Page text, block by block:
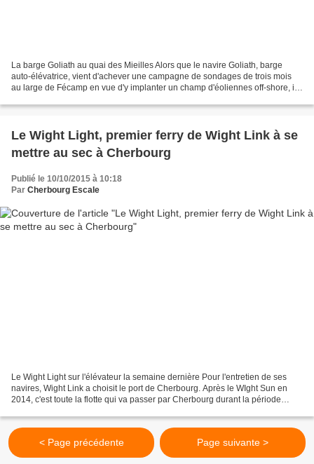
La barge Goliath au quai des Mieilles Alors que le navire Goliath, barge
auto-élévatrice, vient d'achever une campagne de sondages de trois mois
au large de Fécamp en vue d'y implanter un champ d'éoliennes off-shore, il
Le Wight Light, premier ferry de Wight Link à se
mettre au sec à Cherbourg
Publié le 10/10/2015 à 10:18
Par Cherbourg Escale
Le Wight Light sur l'élévateur la semaine dernière Pour l'entretien de ses
navires, Wight Link a choisit le port de Cherbourg. Après le WIght Sun en
2014, c'est toute la flotte qui va passer par Cherbourg durant la période
< Page précédente Page suivante >